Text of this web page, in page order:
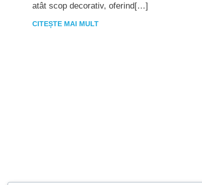
atât scop decorativ, oferind[…]
CITEȘTE MAI MULT